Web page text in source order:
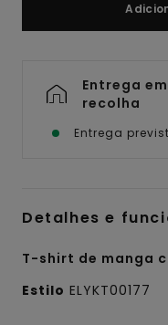
Entrega
recolha
Entrega
Detalhes e
T-shirt de manga
Estilo ELYKT00177